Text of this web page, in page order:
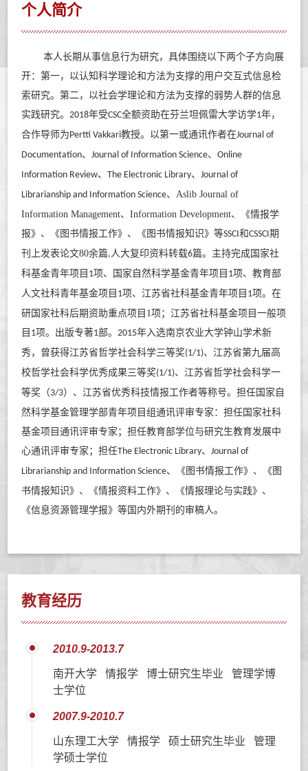
个人简介
本人长期从事信息行为研究，具体围绕以下两个子方向展
开：第一，以认知科学理论和方法为支撑的用户交互式信息检
索研究。第二，以社会学理论和方法为支撑的弱势人群的信息
实践研究。 2018年受CSC全额资助在芬兰坦佩雷大学访学1年，
合作导师为 Pertti Vakkari教授。 以第一或通讯作者在Journal of
Documentation、 Journal of Information Science、Online
Information Review、The Electronic Library、 Journal of
Librarianship and Information Science、 Aslib Journal of
Information Management、Information Development、
《情报学
报》、《图书情报工作》、《图书情报知识》等SSCI和CSSCI期
刊
上发表论文80余篇, 人大复印资料转载6篇。主持完成国家社
科基金青年项目 1项、 国家自然科学基金青年项目 1项、教育部
人文社科青年基金项目 1项、江苏省社科基金青年项目 1项。在
研国家社科后期资助重点项目1项；江苏省社科基金项目一般项
目 1项。出版专著1部。 2015年入选南京农业大学钟山学术新
秀，曾获得江苏省哲学社会科学三等奖(1/1)、江苏省第九届高
校哲学社会科学优秀成果三等奖(1/1)、江苏省哲学社会科学一
等奖 （3/3） 、江苏省优秀科技情报工作者等称号。担任国家自
然科学基金管理学部青年项目组通讯评审专家：担任 国家社科
基金项目通讯评审专家 ；担任教育部学位与研究生教育发展中
心通讯评审专家；担任The Electronic Library、 Journal of
Librarianship and Information Science、《图书情报工作》、《图
书情报知识》、
《情报资料工作》、
《情报理论与实践》、
《信息资源管理学报》等国内外期刊的审稿人。
教育经历
2010.9-2013.7
南开大学 情报学 博士研究生毕业 管理学博
士学位
2007.9-2010.7
山东理工大学 情报学 硕士研究生毕业 管理
学硕士学位